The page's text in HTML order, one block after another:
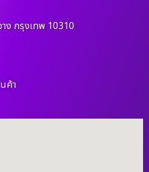
ง กรุงเทพ 10310
ค้า